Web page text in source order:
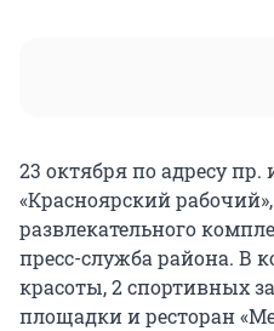
23 октября по адресу пр.
«Красноярский
развлекательного
пресс-служба района. В
красоты, 2 спортивных
площадки и ресторан